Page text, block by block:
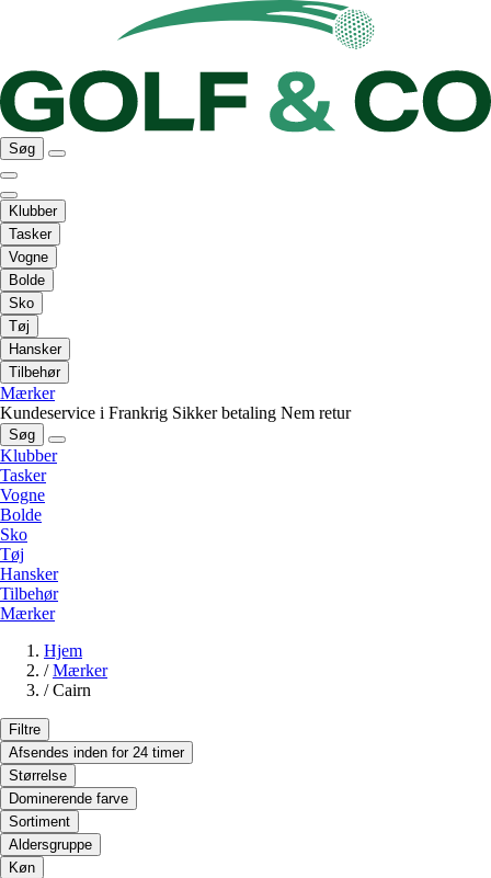
Søg
Klubber
Tasker
Vogne
Bolde
Sko
Tøj
Hansker
Tilbehør
Mærker
Kundeservice i Frankrig Sikker betaling Nem retur
Søg
Klubber
Tasker
Vogne
Bolde
Sko
Tøj
Hansker
Tilbehør
Mærker
Hjem
/ Mærker
/ Cairn
Filtre
Afsendes inden for 24 timer
Størrelse
Dominerende farve
Sortiment
Aldersgruppe
Køn